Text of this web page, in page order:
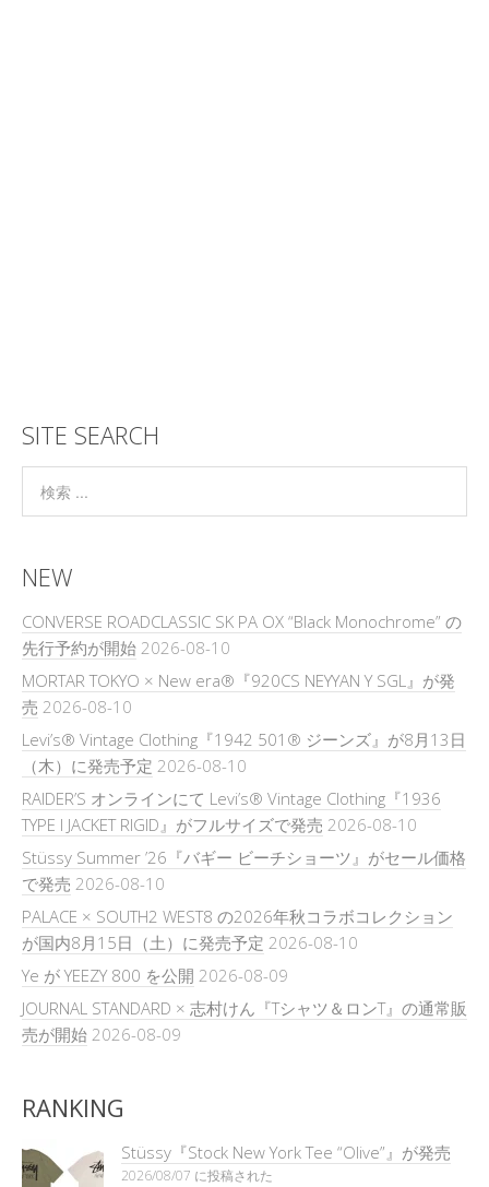
SITE SEARCH
NEW
CONVERSE ROADCLASSIC SK PA OX “Black Monochrome” の
先行予約が開始 2026-08-10
MORTAR TOKYO × New era®『920CS NEYYAN Y SGL』が発
売 2026-08-10
Levi’s® Vintage Clothing『1942 501® ジーンズ』が8月13日
（木）に発売予定 2026-08-10
RAIDER’S オンラインにて Levi’s® Vintage Clothing『1936
TYPE I JACKET RIGID』がフルサイズで発売 2026-08-10
Stüssy Summer ’26『バギー ビーチショーツ』がセール価格
で発売 2026-08-10
PALACE × SOUTH2 WEST8 の2026年秋コラボコレクション
が国内8月15日（土）に発売予定 2026-08-10
Ye が YEEZY 800 を公開 2026-08-09
JOURNAL STANDARD × 志村けん『Tシャツ＆ロンT』の通常販
売が開始 2026-08-09
RANKING
Stüssy『Stock New York Tee “Olive”』が発売
2026/08/07 に投稿された